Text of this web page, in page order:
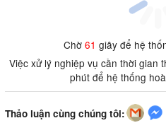
Chờ61 giây để hệ
Việc xử lý nghiệp vụ cần thời gian
phút để hệ thống
Thảo luận cùng chúng tôi: